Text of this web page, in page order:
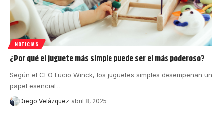
NOTICIAS
¿Por qué el juguete más simple puede ser el más poderoso?
Según el CEO Lucio Winck, los juguetes simples desempeñan un
papel esencial…
Diego Velázquez abril 8, 2025